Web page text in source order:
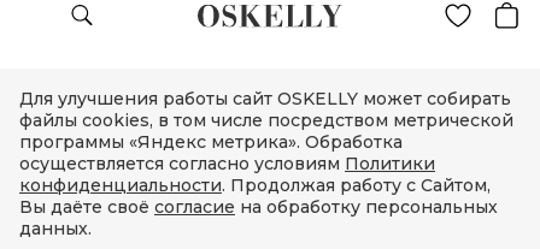
Для улучшения работы сайт OSKELLY может собирать
файлы cookies, в том числе посредством метрической
программы «Яндекс метрика». Обработка
осуществляется согласно условиям Политики
конфиденциальности. Продолжая работу с Сайтом,
Вы даёте своё согласие на обработку персональных
данных.